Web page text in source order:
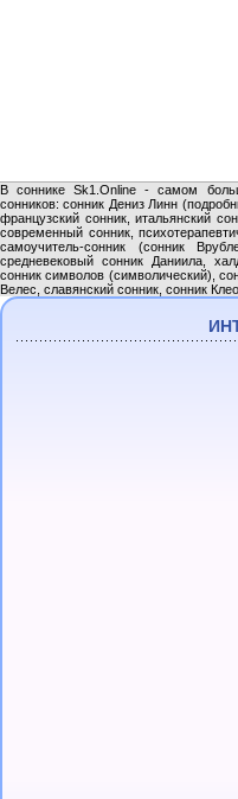
В соннике Sk1.Online - самом
сонников: сонник Дениз Линн
французский сонник, итальянский
современный сонник,
самоучитель-сонник (сонник
средневековый сонник Даниила,
сонник символов (символический),
Велес, славянский сонник, сонник